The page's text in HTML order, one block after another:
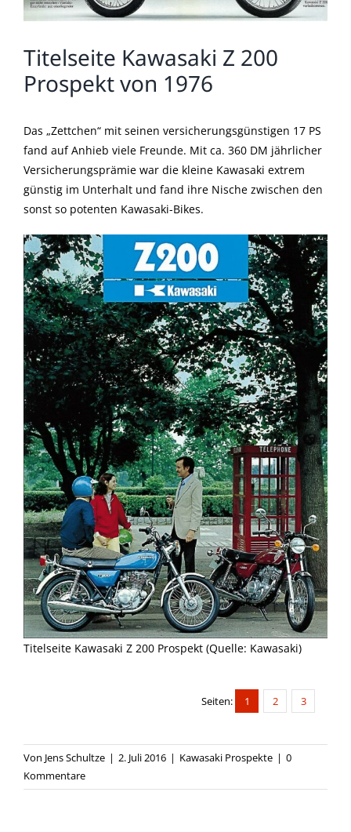
Titelseite Kawasaki Z 200
Prospekt von 1976
Das „Zettchen“ mit seinen versicherungsgünstigen 17 PS
fand auf Anhieb viele Freunde. Mit ca. 360 DM jährlicher
Versicherungsprämie war die kleine Kawasaki extrem
günstig im Unterhalt und fand ihre Nische zwischen den
sonst so potenten Kawasaki-Bikes.
Titelseite Kawasaki Z 200 Prospekt (Quelle: Kawasaki)
Seiten: 1 2 3
Von Jens Schultze | 2. Juli 2016 | Kawasaki Prospekte | 0
Kommentare